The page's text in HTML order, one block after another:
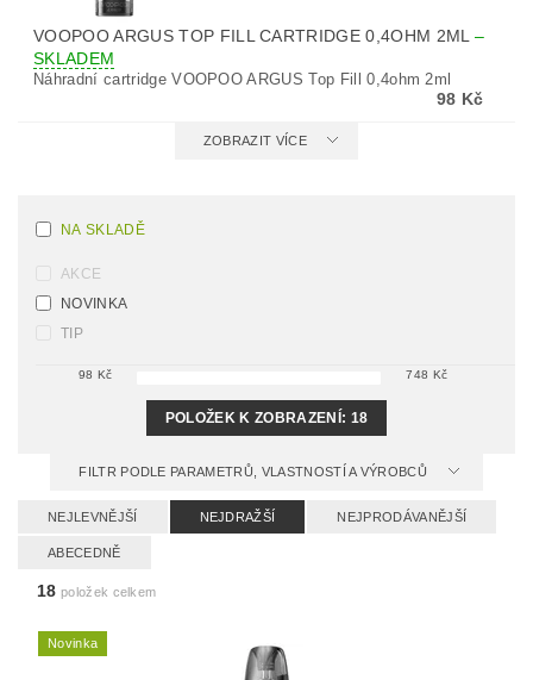
VOOPOO ARGUS TOP FILL CARTRIDGE 0,4OHM 2ML –
SKLADEM
Náhradní cartridge VOOPOO ARGUS Top Fill 0,4ohm 2ml
98 Kč
ZOBRAZIT VÍCE
NA SKLADĚ
AKCE
NOVINKA
TIP
98 Kč 748 Kč
POLOŽEK K ZOBRAZENÍ: 18
FILTR PODLE PARAMETRŮ, VLASTNOSTÍ A VÝROBCŮ
NEJLEVNĚJŠÍ NEJDRAŽŠÍ NEJPRODÁVANĚJŠÍ
ABECEDNĚ
18 položek celkem
Novinka